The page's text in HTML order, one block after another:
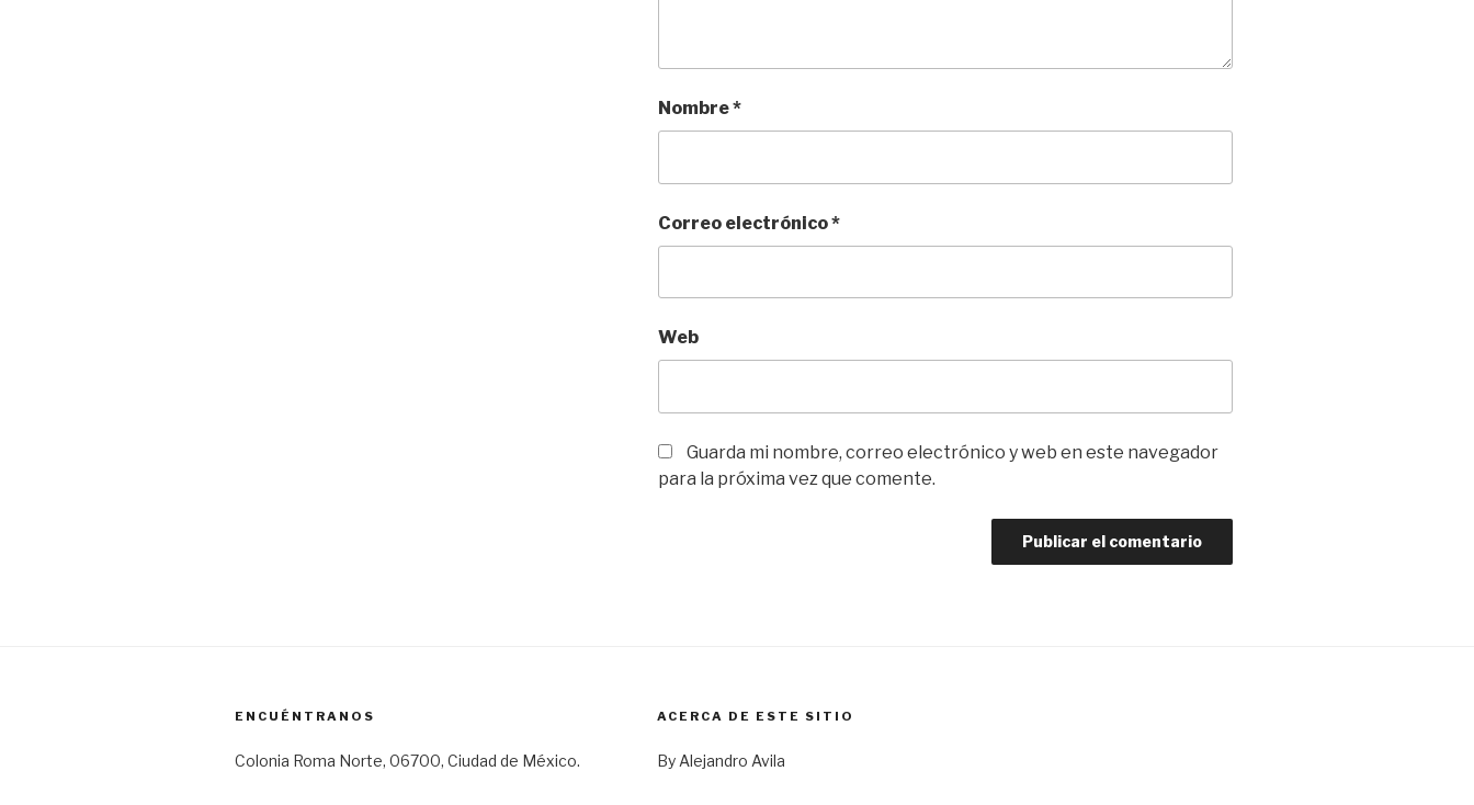
Nombre*
Correo electrónico*
Web
Guarda mi nombre, correo electrónico y web en este navegador
para la próxima vez que comente.
ENCUÉNTRANOS
Colonia Roma Norte, 06700, Ciudad de México.
ACERCA DE ESTE SITIO
By Alejandro Avila